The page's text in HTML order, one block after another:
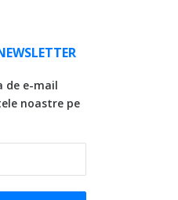
de e-mail
noastre pe